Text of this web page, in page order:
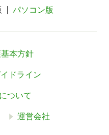
パソコン版
本方針
ドライン
ついて
運営会社